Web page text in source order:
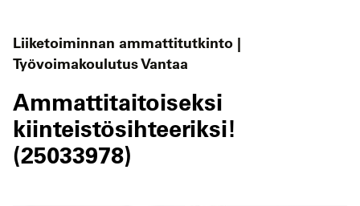
Liiketoiminnan ammattitutkinto |
Työvoimakoulutus Vantaa
Ammattitaitoiseksi
kiinteistösihteeriksi!
(25033978)